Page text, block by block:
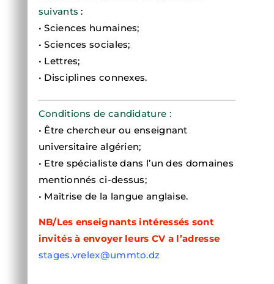
suivants :
• Sciences humaines;
• Sciences sociales;
• Lettres;
• Disciplines connexes.
Conditions de candidature :
• Être chercheur ou enseignant
universitaire algérien;
• Etre spécialiste dans l’un des domaines
mentionnés ci-dessus;
• Maîtrise de la langue anglaise.
NB/Les enseignants intéressés sont
invités à envoyer leurs CV a l’adresse
stages.vrelex@ummto.dz